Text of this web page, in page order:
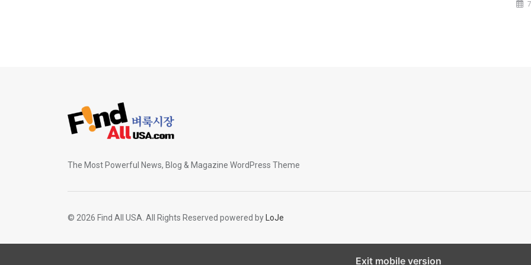
The Most Powerful News, Blog & Magazine WordPress Theme
© 2026 Find All USA. All Rights Reserved powered by LoJe
Exit mobile version